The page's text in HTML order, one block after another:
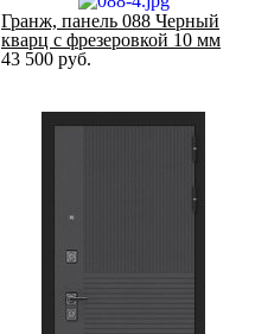
Гранж, панель 088 Черный
кварц с фрезеровкой 10 мм
43 500 руб.